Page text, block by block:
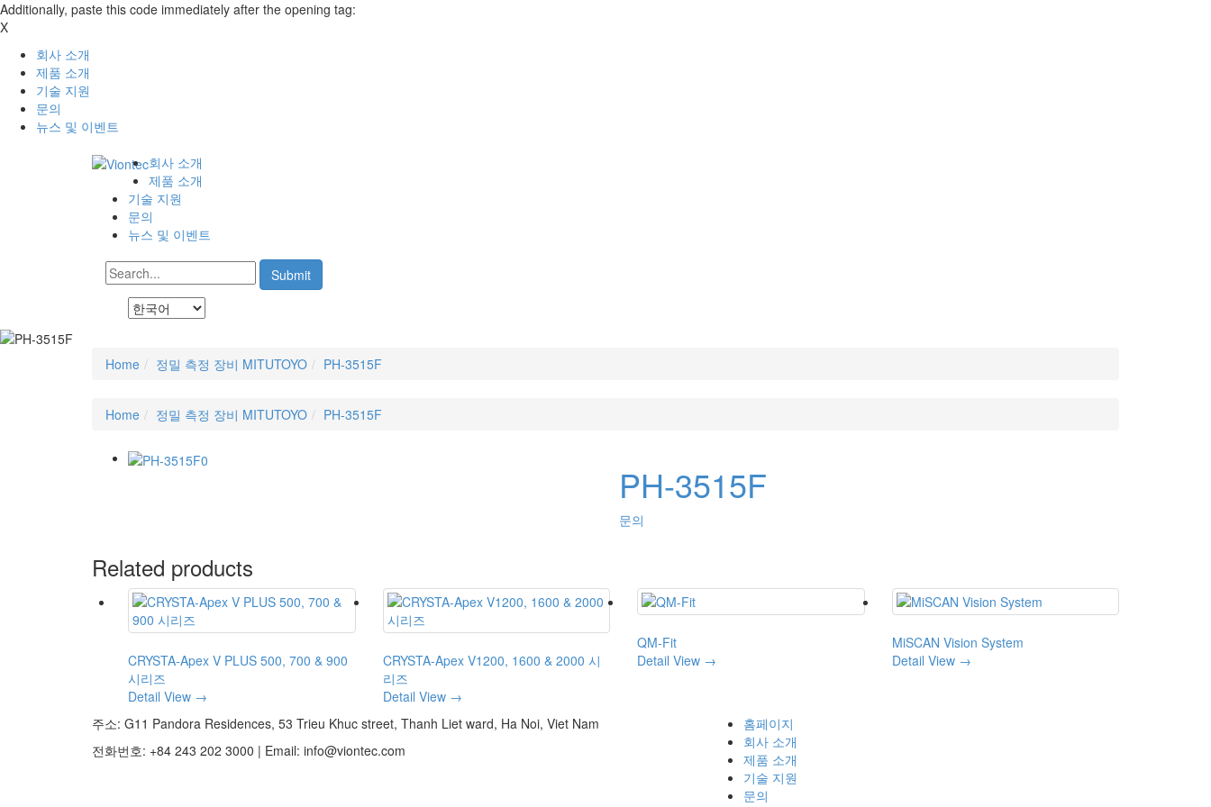
Additionally, paste this code immediately after the opening tag:
X
회사 소개
제품 소개
기술 지원
문의
뉴스 및 이벤트
회사 소개
제품 소개
기술 지원
문의
뉴스 및 이벤트
Home 정밀 측정 장비 MITUTOYO PH-3515F
Home 정밀 측정 장비 MITUTOYO PH-3515F
PH-3515F
문의
Related products
CRYSTA-Apex V PLUS 500, 700 & 900
시리즈
Detail View →
CRYSTA-Apex V1200, 1600 & 2000 시
리즈
Detail View →
QM-Fit
Detail View →
MiSCAN Vision System
Detail View →
주소: G11 Pandora Residences, 53 Trieu Khuc street, Thanh Liet ward, Ha Noi, Viet Nam
전화번호: +84 243 202 3000 | Email: info@viontec.com
홈페이지
회사 소개
제품 소개
기술 지원
문의